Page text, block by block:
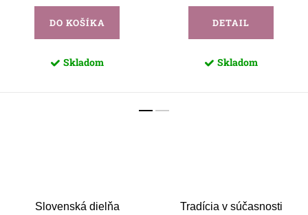
DO KOŠÍKA
Skladom
DETAIL
Skladom
Slovenská dielňa Tradícia v súčasnosti